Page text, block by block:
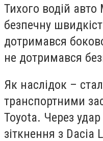
Тихого водій
безпечну
дотримався
не дотримався
Як наслідок –
транспортними
Toyota. Через удар
зіткнення з Dacia